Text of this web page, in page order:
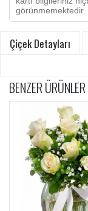
görünmemektedir.
Çiçek Detayları
BENZER ÜRÜNLER